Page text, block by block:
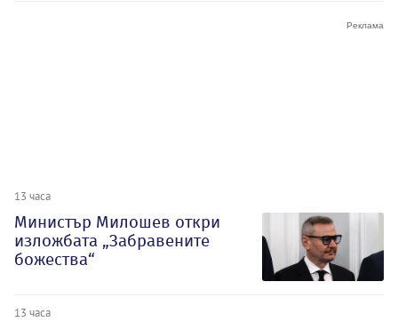
13 часа
Министър Милошев откри
изложбата „Забравените
божества“
13 часа